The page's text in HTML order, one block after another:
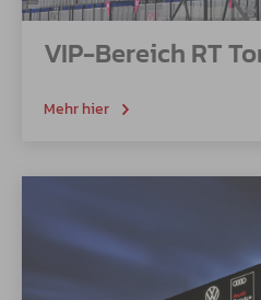
VIP-Bereich RT
Mehr hier